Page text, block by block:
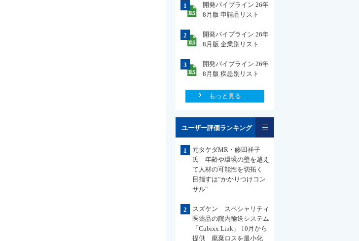
1
開発パイプライン 26年
8月版 申請品リスト
2
開発パイプライン 26年
8月版 企業別リスト
3
開発パイプライン 26年
8月版 疾患別リスト
もっと見る
ユーザー評価ランキング
1
元タケダMR・藤田祥子
氏 年齢や環境の壁を越え
て人材の可能性を切拓く
目指すは”かかりつけコン
サル“
2
スズケン スペシャリティ
医薬品の院内輸送システム
「Cubixx Link」 10月から
提供 廃棄ロスを最小化